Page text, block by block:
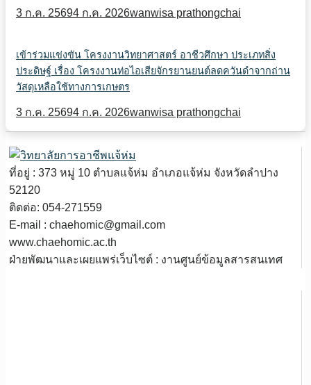
3 ก.ค. 25694 ก.ค. 2026wanwisa prathongchai
เข้าร่วมแข่งขัน โครงงานวิทยาศาสตร์ อาชีวศึกษา ประเภทสิ่ง
ประดิษฐ์ เรื่อง โครงงานท่อไอเสียจักรยานยนต์ลดควันดำจากถ่าน
วัสดุเหลือใช้ทางการเกษตร
3 ก.ค. 25694 ก.ค. 2026wanwisa prathongchai
ที่อยู่ : 373 หมู่ 10 ตำบลแจ้ห่ม อำเภอแจ้ห่ม จังหวัดลำปาง
52120
ติดต่อ: 054-271559
E-mail : chaehomic@gmail.com
www.chaehomic.ac.th
ฝ่ายพัฒนาและเผยแพร่เว็บไซต์ : งานศูนย์ข้อมูลสารสนเทศ